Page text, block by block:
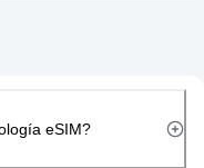
eSIM?